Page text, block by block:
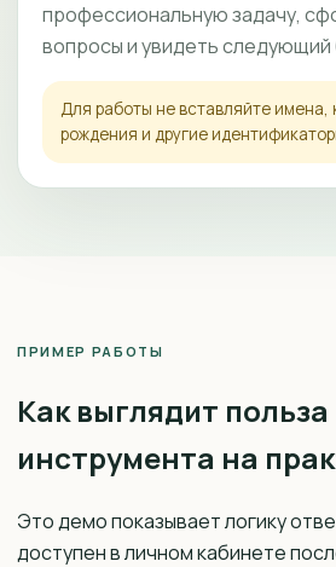
профессиональную задачу,
вопросы и увидеть следующий
Для работы не вставляйте имена,
рождения и другие
ПРИМЕР РАБОТЫ
Как выглядит польза
инструмента на
Это демо показывает логику
доступен в личном кабинете